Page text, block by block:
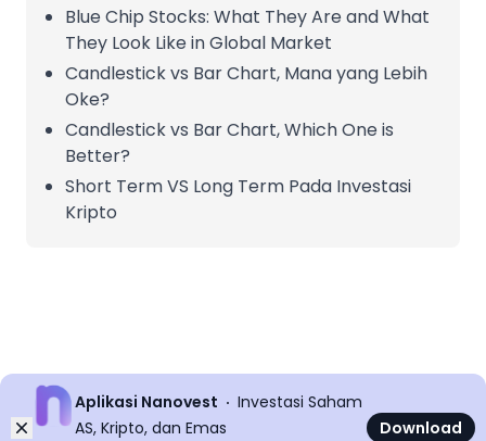
Blue Chip Stocks: What They Are and What
They Look Like in Global Market
Candlestick vs Bar Chart, Mana yang Lebih
Oke?
Candlestick vs Bar Chart, Which One is
Better?
Short Term VS Long Term Pada Investasi
Kripto
Dismiss
Aplikasi Nanovest
Investasi Saham
AS, Kripto, dan Emas
Download